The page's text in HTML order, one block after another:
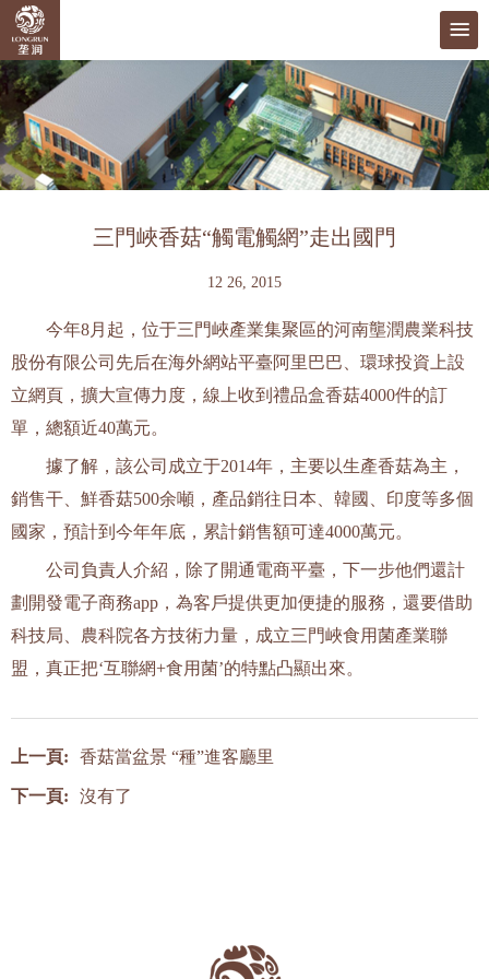
三門峽香菇“觸電觸網”走出國門
12 26, 2015
今年8月起，位于三門峽產業集聚區的河南壟潤農業科技
股份有限公司先后在海外網站平臺阿里巴巴、環球投資上設
立網頁，擴大宣傳力度，線上收到禮品盒香菇4000件的訂
單，總額近40萬元。
據了解，該公司成立于2014年，主要以生產香菇為主，
銷售干、鮮香菇500余噸，產品銷往日本、韓國、印度等多個
國家，預計到今年年底，累計銷售額可達4000萬元。
公司負責人介紹，除了開通電商平臺，下一步他們還計
劃開發電子商務app，為客戶提供更加便捷的服務，還要借助
科技局、農科院各方技術力量，成立三門峽食用菌產業聯
盟，真正把‘互聯網+食用菌’的特點凸顯出來。
上一頁: 香菇當盆景 “種”進客廳里
下一頁: 沒有了